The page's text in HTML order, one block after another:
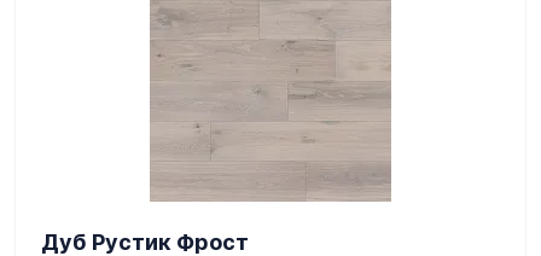
Дуб Рустик Фрост